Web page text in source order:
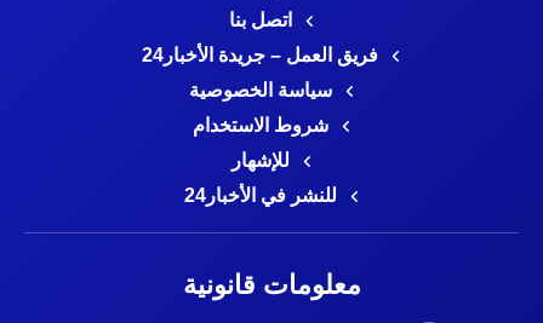
اتصل بنا
فريق العمل – جريدة الأخبار24
سياسة الخصوصية
شروط الاستخدام
للإشهار
للنشر في الأخبار24
معلومات قانونية